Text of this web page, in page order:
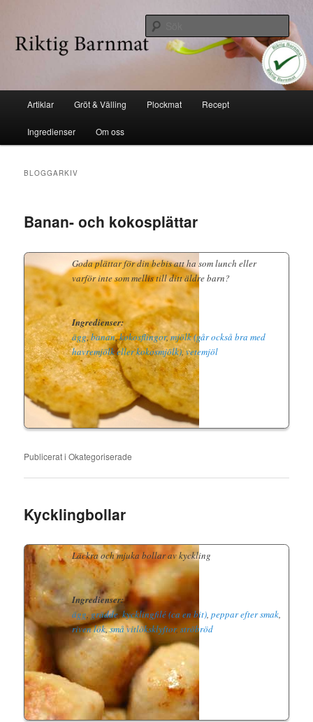
huvudinnehåll
sekundärt
innehåll Riktig barnmat
Sök
Artiklar Gröt & Välling Plockmat Recept
Ingredienser Om oss
BLOGGARKIV
Banan- och kokosplättar
Goda plättar för din bebis att ha som lunch eller
varför inte som mellis till ditt äldre barn?
Ingredienser:
ägg,banan,kokosflingor,mjölk (går också bra med
havremjölk eller kokosmjölk),vetemjöl
Publicerat i Okategoriserade
Kycklingbollar
Läckra och mjuka bollar av kyckling
Ingredienser:
ägg,grädde,kycklingfilé (ca en bit), peppar efter smak,
riven lök,små vitlöksklyftor,ströbröd